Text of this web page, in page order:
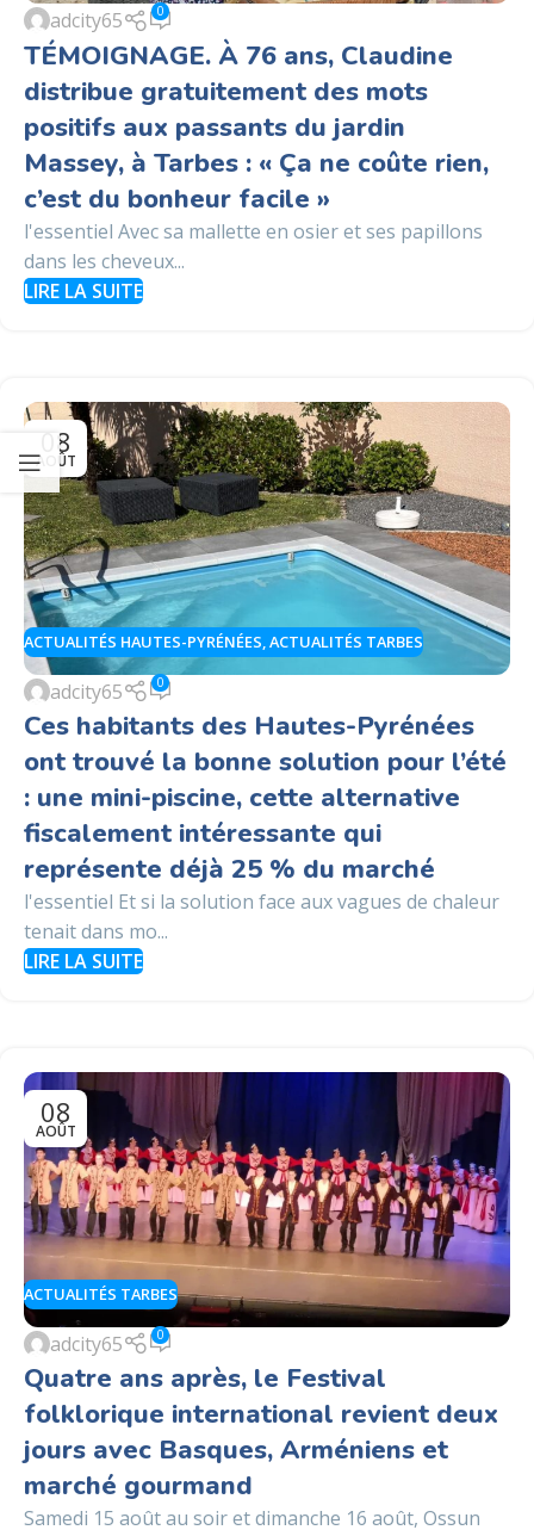
adcity65 0
TÉMOIGNAGE. À 76 ans, Claudine
distribue gratuitement des mots
positifs aux passants du jardin
Massey, à Tarbes : « Ça ne coûte rien,
c’est du bonheur facile »
l'essentiel Avec sa mallette en osier et ses papillons
dans les cheveux...
LIRE LA SUITE
08
AOÛT
ACTUALITÉS HAUTES-PYRÉNÉES ACTUALITÉS TARBES
adcity65 0
Ces habitants des Hautes-Pyrénées
ont trouvé la bonne solution pour l’été
: une mini-piscine, cette alternative
fiscalement intéressante qui
représente déjà 25 % du marché
l'essentiel Et si la solution face aux vagues de chaleur
tenait dans mo...
LIRE LA SUITE
08
AOÛT
ACTUALITÉS TARBES
adcity65 0
Quatre ans après, le Festival
folklorique international revient deux
jours avec Basques, Arméniens et
marché gourmand
Samedi 15 août au soir et dimanche 16 août, Ossun